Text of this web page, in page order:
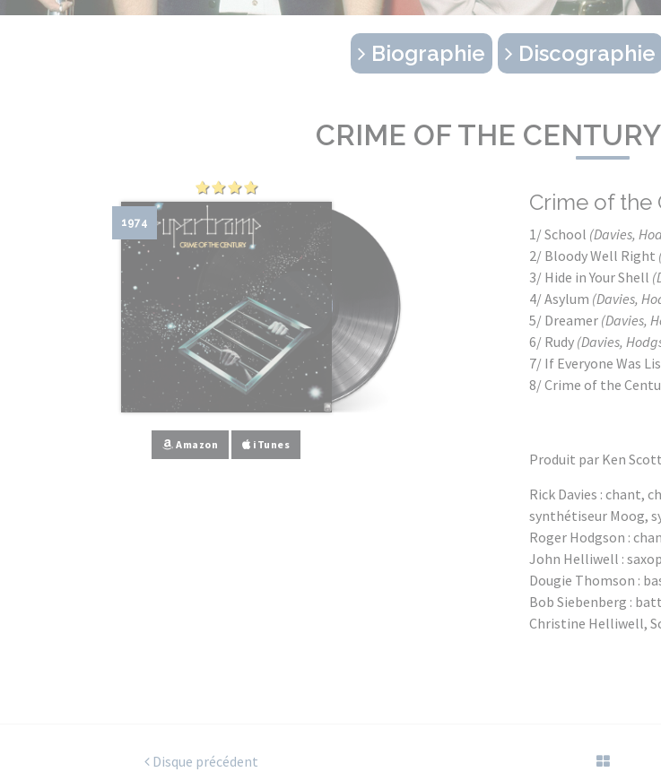
Biographie Discographie
CRIME OF THE
1974
Amazon iTunes
Crime of the
1/ School (Davies,
2/ Bloody Well Right
3/ Hide in Your Shell
4/ Asylum (Davies,
5/ Dreamer (Davies,
6/ Rudy (Davies,
7/ If Everyone Was
8/ Crime of the
Produit par Ken
Rick Davies : chant,
synthétiseur Moog,
Roger Hodgson :
John Helliwell :
Dougie Thomson :
Bob Siebenberg :
Christine Helliwell,
Disque précédent